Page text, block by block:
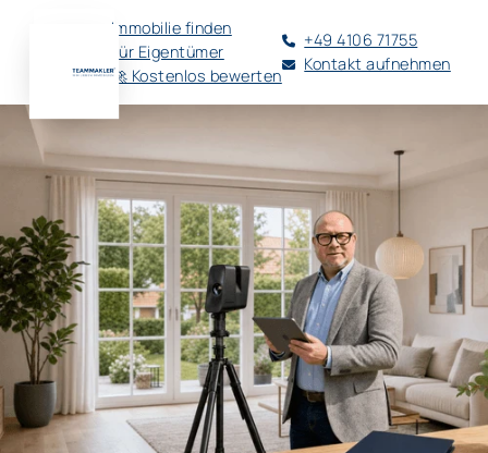
Immobilie finden
Für Eigentümer
🚀 Kostenlos bewerten
+49 4106 71755
Kontakt aufnehmen